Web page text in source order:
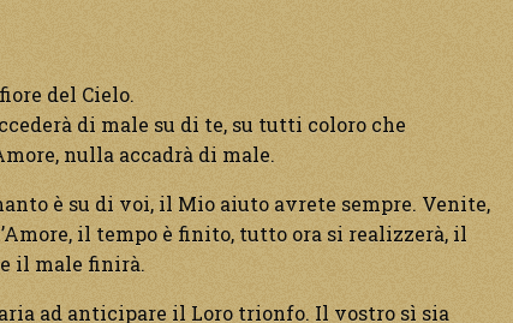
del Cielo.
di male su di te, su tutti coloro che
nulla accadrà di male.
è su di voi, il Mio aiuto avrete sempre. Venite,
il tempo è finito, tutto ora si realizzerà, il
il male finirà.
ad anticipare il Loro trionfo. Il vostro sì sia